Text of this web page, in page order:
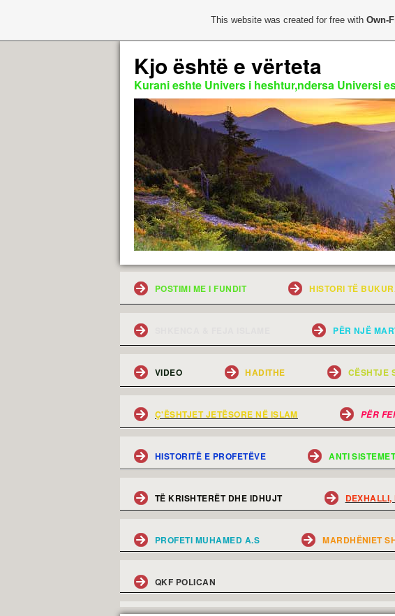
Kjo është e vërteta
Kurani eshte Univers i heshtur,ndersa Universi
POSTIMI ME I FUNDIT HISTORI TË
PËR NJË
VIDEO HADITHE CËSHTJE
Ç'ËSHTJET JETËSORE NË ISLAM PËR
HISTORITË E PROFETËVE ANTI
TË KRISHTERËT DHE IDHUJT
PROFETI MUHAMED A.S MARDHËNIET
QKF POLICAN
This website was created for free withOwn-